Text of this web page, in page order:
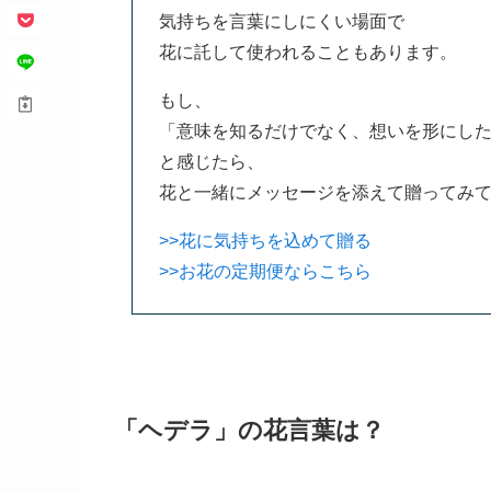
気持ちを言葉にしにくい場面で
花に託して使われることもあります。
もし、
「意味を知るだけでなく、想いを形にした
と感じたら、
花と一緒にメッセージを添えて贈ってみ
>>花に気持ちを込めて贈る
>>お花の定期便ならこちら
「ヘデラ」の花言葉は？